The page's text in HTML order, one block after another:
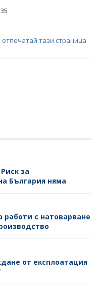
за
България няма
с натоварване
от експлоатация
ЗА ДОБИВ
отпечатай тази страница